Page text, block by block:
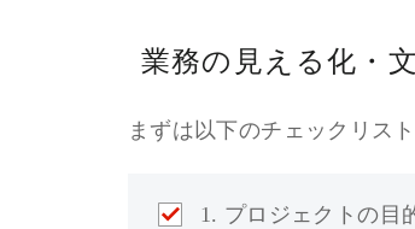
業務の見える化・
まずは以下のチェックリス
プロジェクトの目